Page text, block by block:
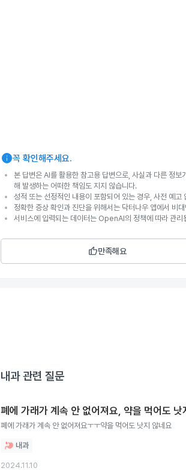
info꼭 확인해주세요.
본 답변은 AI를 활용한 참고용 답변으로, 사실과 다른 정
해 발생하는 어떠한 책임도 지지 않습니다.
성적 또는 선정적인 내용이 포함되어 있는 경우, 사전 예고
정확한 증상 확인과 진단을 위해서는 닥터나우 앱에서 비
서비스에 입력되는 데이터는 OpenAI의 정책에 따라 관리
thumb_up만족해요
내과관련 질문
폐에 가래가 계속 안 없어져요, 약을 먹어도 낫
폐에 가래가 계속 안 없어져요ㅜㅜ약을 먹어도 낫지 않네요
내과
2024.11.10